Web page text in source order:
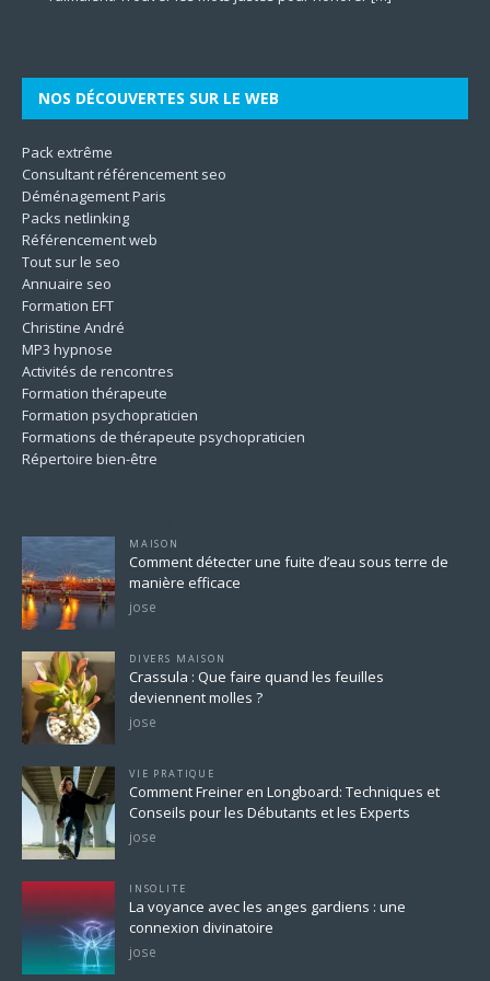
NOS DÉCOUVERTES SUR LE WEB
Pack extrême
Consultant référencement seo
Déménagement Paris
Packs netlinking
Référencement web
Tout sur le seo
Annuaire seo
Formation EFT
Christine André
MP3 hypnose
Activités de rencontres
Formation thérapeute
Formation psychopraticien
Formations de thérapeute psychopraticien
Répertoire bien-être
MAISON
Comment détecter une fuite d’eau sous terre de
manière efficace
jose
DIVERS MAISON
Crassula : Que faire quand les feuilles
deviennent molles ?
jose
VIE PRATIQUE
Comment Freiner en Longboard: Techniques et
Conseils pour les Débutants et les Experts
jose
INSOLITE
La voyance avec les anges gardiens : une
connexion divinatoire
jose